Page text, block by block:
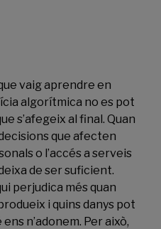
vaig aprendre en
algorítmica no es pot
s’afegeix al final. Quan
que afecten
o l’accés a serveis
de ser suficient.
perjudica més quan
i quins danys pot
n’adonem. Per això,